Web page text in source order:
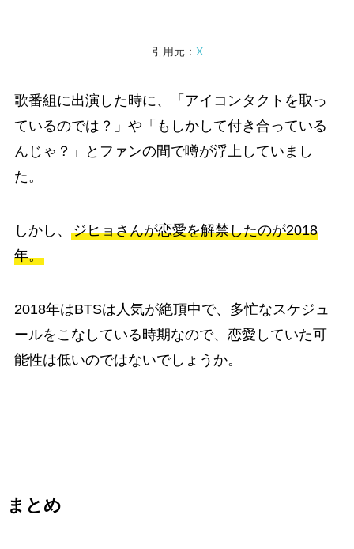
引用元： X
歌番組に出演した時に、「アイコンタクトを取っ
ているのでは？」や「もしかして付き合っている
んじゃ？」とファンの間で噂が浮上していまし
た。
しかし、 ジヒョさんが恋愛を解禁したのが2018
年。
2018年はBTSは人気が絶頂中で、多忙なスケジュ
ールをこなしている時期なので、恋愛していた可
能性は低いのではないでしょうか。
まとめ